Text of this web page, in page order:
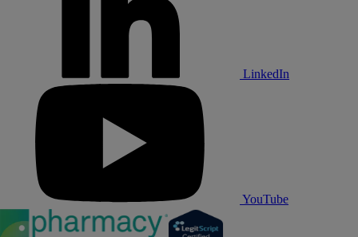
LinkedIn
YouTube